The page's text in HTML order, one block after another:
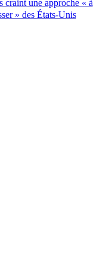
craint une approche « à
» des États-Unis